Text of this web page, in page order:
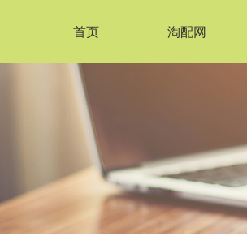
首页 淘配网